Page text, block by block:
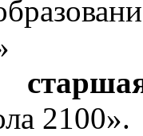
2100».